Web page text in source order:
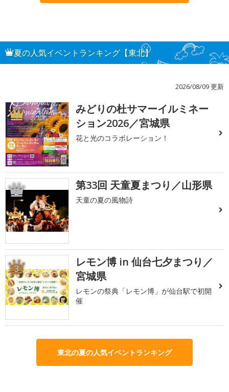
夏の人気イベントランキング【東北】
2026/08/09 更新
1
みどりの杜サマーイルミネー
ション2026／宮城県
花と光のコラボレーション！
2 第33回 天童夏まつり／山形県
天童の夏の風物詩
3
レモン博 in 仙台七夕まつり／
宮城県
レモンの祭典「レモン博」が仙台駅で初開
催
東北の夏の人気イベントランキング